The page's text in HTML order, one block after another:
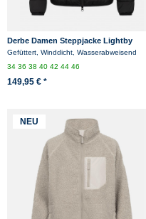
Derbe Damen Steppjacke Lightby
Schwarz Übergangsjacke
Gefüttert, Winddicht, Wasserabweisend
34363840424446
149,95 € *
NEU